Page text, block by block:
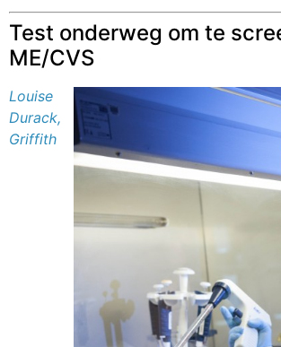
Test onderweg om te
ME/CVS
Louise
Durack,
Griffith